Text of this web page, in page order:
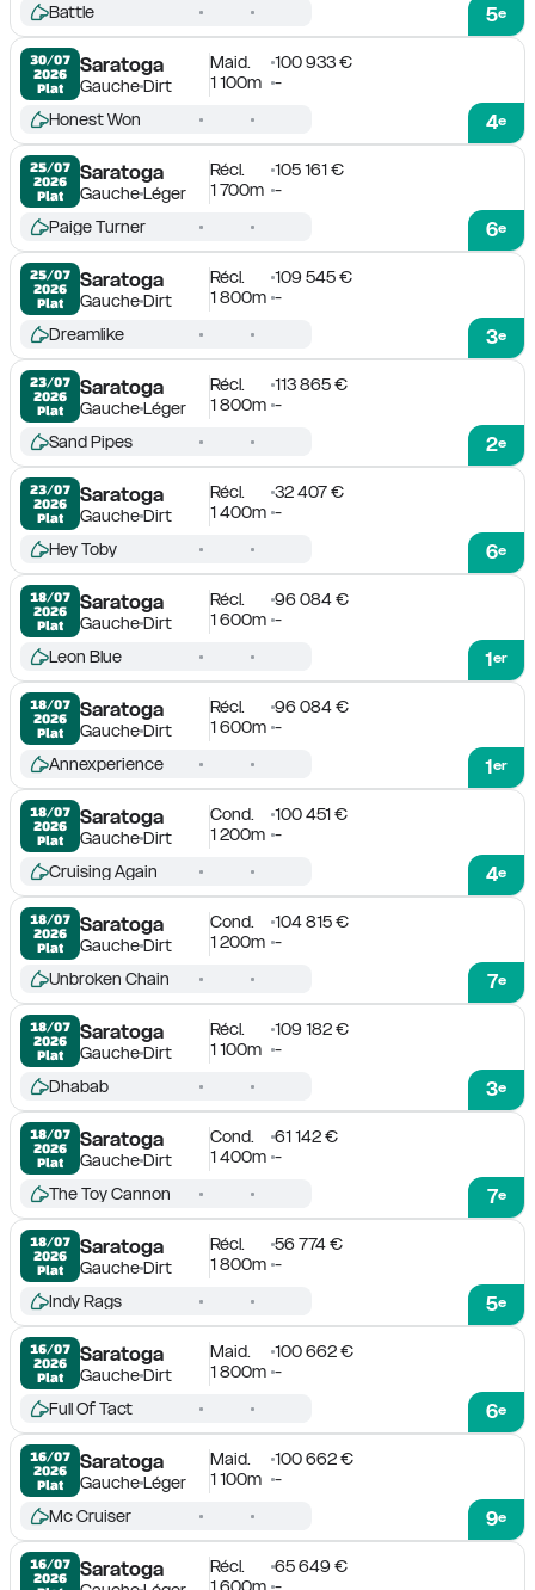
5e
Battle
30/07
2026
Plat
Saratoga
GaucheDirt
Maid.
100 933 €
1 100m
-
4e
Honest Won
25/07
2026
Plat
Saratoga
GaucheLéger
Récl.
105 161 €
1 700m -
6e
Paige Turner
25/07
2026
Plat
Saratoga
GaucheDirt
Récl.
109 545 €
1 800m -
3e
Dreamlike
23/07
2026
Plat
Saratoga
GaucheLéger
Récl.
113 865 €
1 800m -
2e
Sand Pipes
23/07
2026
Plat
Saratoga
GaucheDirt
Récl.
32 407 €
1 400m -
6e
Hey Toby
18/07
2026
Plat
Saratoga
GaucheDirt
Récl.
96 084 €
1 600m -
1er
Leon Blue
18/07
2026
Plat
Saratoga
GaucheDirt
Récl.
96 084 €
1 600m -
1er
Annexperience
18/07
2026
Plat
Saratoga
GaucheDirt
Cond.
100 451 €
1 200m -
4e
Cruising Again
18/07
2026
Plat
Saratoga
GaucheDirt
Cond.
104 815 €
1 200m -
7e
Unbroken Chain
18/07
2026
Plat
Saratoga
GaucheDirt
Récl.
109 182 €
1 100m
-
3e
Dhabab
18/07
2026
Plat
Saratoga
GaucheDirt
Cond.
61 142 €
1 400m -
7e
The Toy Cannon
18/07
2026
Plat
Saratoga
GaucheDirt
Récl.
56 774 €
1 800m -
5e
Indy Rags
16/07
2026
Plat
Saratoga
GaucheDirt
Maid.
100 662 €
1 800m -
6e
Full Of Tact
16/07
2026
Plat
Saratoga
GaucheLéger
Maid.
100 662 €
1 100m
-
9e
Mc Cruiser
16/07
2026
Saratoga Récl.
65 649 €